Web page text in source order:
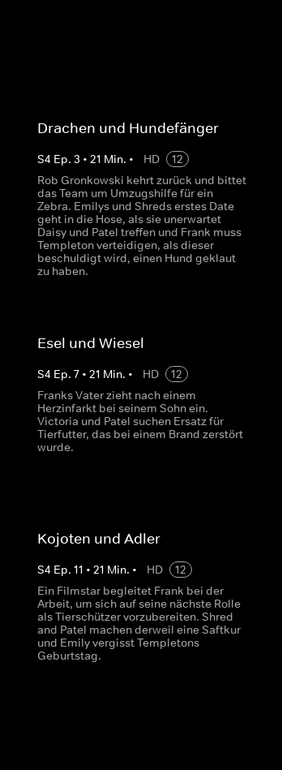
Drachen und Hundefänger
S4 Ep. 3 • 21 Min. • HD
12
Rob Gronkowski kehrt zurück und bittet
das Team um Umzugshilfe für ein
Zebra. Emilys und Shreds erstes Date
geht in die Hose, als sie unerwartet
Daisy und Patel treffen und Frank muss
Templeton verteidigen, als dieser
beschuldigt wird, einen Hund geklaut
zu haben.
Esel und Wiesel
S4 Ep. 7• 21 Min. • HD
12
Franks Vater zieht nach einem
Herzinfarkt bei seinem Sohn ein.
Victoria und Patel suchen Ersatz für
Tierfutter, das bei einem Brand zerstört
wurde.
Kojoten und Adler
S4 Ep. 11 • 21 Min. • HD
12
Ein Filmstar begleitet Frank bei der
Arbeit, um sich auf seine nächste Rolle
als Tierschützer vorzubereiten. Shred
and Patel machen derweil eine Saftkur
und Emily vergisst Templetons
Geburtstag.